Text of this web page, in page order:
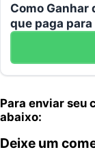
Como Ganhar
que paga
Para enviar seu
abaixo:
Deixe um